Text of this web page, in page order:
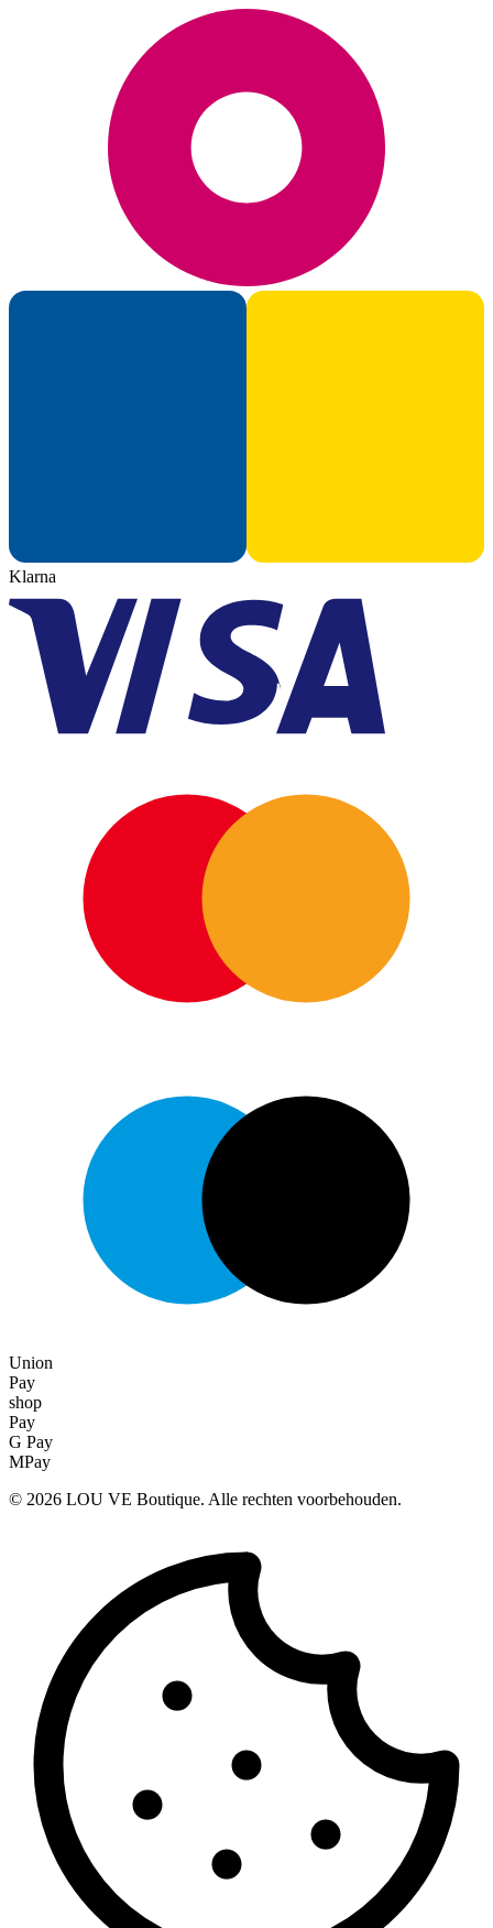
Klarna
Union
Pay
shop
Pay
G Pay
MPay
© 2026 LOU VE Boutique. Alle rechten voorbehouden.